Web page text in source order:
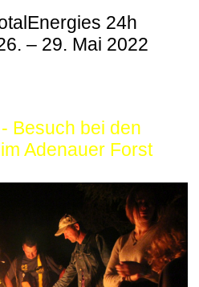
24h
– 29. Mai 2022
Besuch bei den
Adenauer Forst